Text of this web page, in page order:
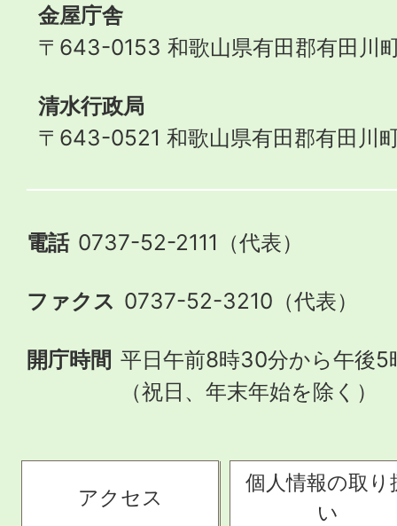
金屋庁舎
〒643-0153 和歌山県有田郡有田川
清水行政局
〒643-0521 和歌山県有田郡有田川
電話 0737-52-2111（代表）
ファクス 0737-52-3210（代表）
開庁時間 平日午前8時30分から午後5
（祝日、年末年始を除く）
アクセス
個人情報の取り
い